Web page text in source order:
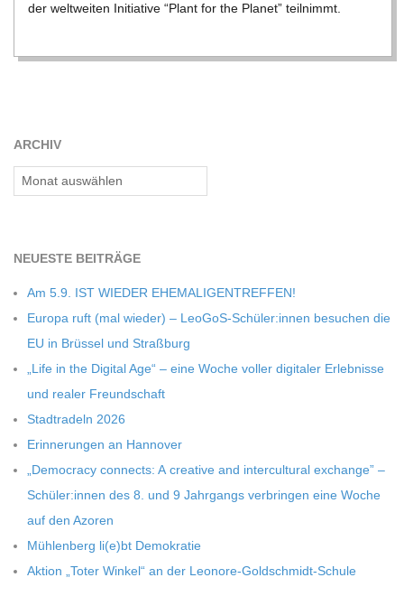
der welt­wei­ten Initia­tive “Plant for the Pla­net” teil­nimmt.
ARCHIV
Archiv
NEU­ESTE BEITRÄGE
Am 5.9. IST WIEDER EHEMALIGENTREFFEN!
Europa ruft (mal wie­der) – LeoGoS-Schüler:innen besu­chen die
EU in Brüs­sel und Straßburg
„Life in the Digi­tal Age“ – eine Woche vol­ler digi­ta­ler Erleb­nisse
und rea­ler Freundschaft
Stadt­ra­deln 2026
Erin­ne­run­gen an Hannover
„Demo­cracy con­nects: A crea­tive and inter­cul­tu­ral exch­ange” –
Schüler:innen des 8. und 9 Jahr­gangs ver­brin­gen eine Woche
auf den Azoren
Müh­len­berg li(e)bt Demokratie
Aktion „Toter Win­kel“ an der Leonore-Goldschmidt-Schule